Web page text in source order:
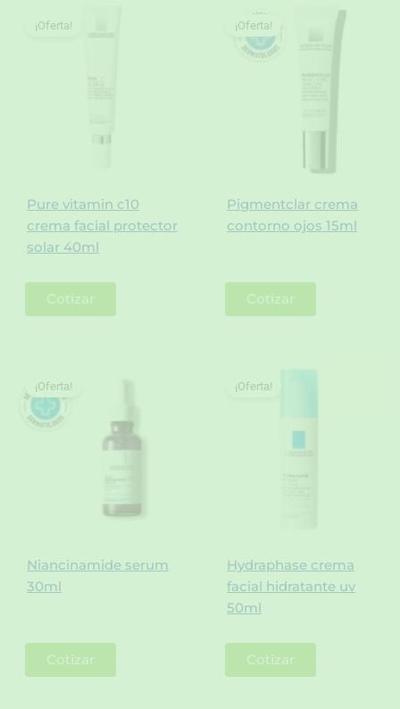
Pure vitamin c10
crema facial protector
solar 40ml
¡Oferta!
Cotizar
Pigmentclar crema
contorno ojos 15ml
¡Oferta!
Cotizar
Niancinamide serum
30ml
¡Oferta!
Cotizar
Hydraphase crema
facial hidratante uv
50ml
¡Oferta!
Cotizar